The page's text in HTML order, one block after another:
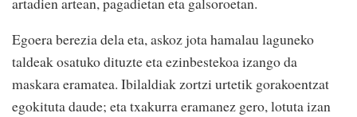
Egoera berezia dela eta, askoz jota hamalau laguneko
taldeak osatuko dituzte eta ezinbestekoa izango da
maskara eramatea. Ibilaldiak zortzi urtetik gorakoentzat
egokituta daude; eta txakurra eramanez gero, lotuta izan